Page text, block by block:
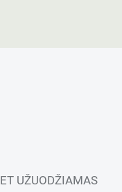
UŽUODŽIAMAS